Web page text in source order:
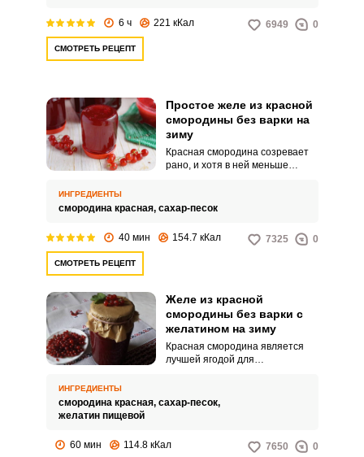
желирующих ингредиентов, а
6 ч 221 кКал 6949 0
СМОТРЕТЬ РЕЦЕПТ
Простое желе из красной
смородины без варки на
зиму
Красная смородина созревает
рано, и хотя в ней меньше
кислинки и высокого содержания
смородиновое желе без варки.
Желе имеет густую текстуру и
ИНГРЕДИЕНТЫ
смородина красная, сахар-песок
40 мин 154.7 кКал 7325 0
СМОТРЕТЬ РЕЦЕПТ
Желе из красной
смородины без варки с
желатином на зиму
Красная смородина является
лучшей ягодой для
содержит много натурального
неизвестны желирующие
ИНГРЕДИЕНТЫ
смородина красная, сахар-песок,
желатин пищевой
60 мин 114.8 кКал 7650 0